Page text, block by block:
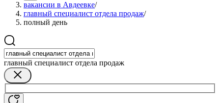
вакансии в Авдеевке/
главный специалист отдела продаж/
полный день
главный специалист отдела продаж